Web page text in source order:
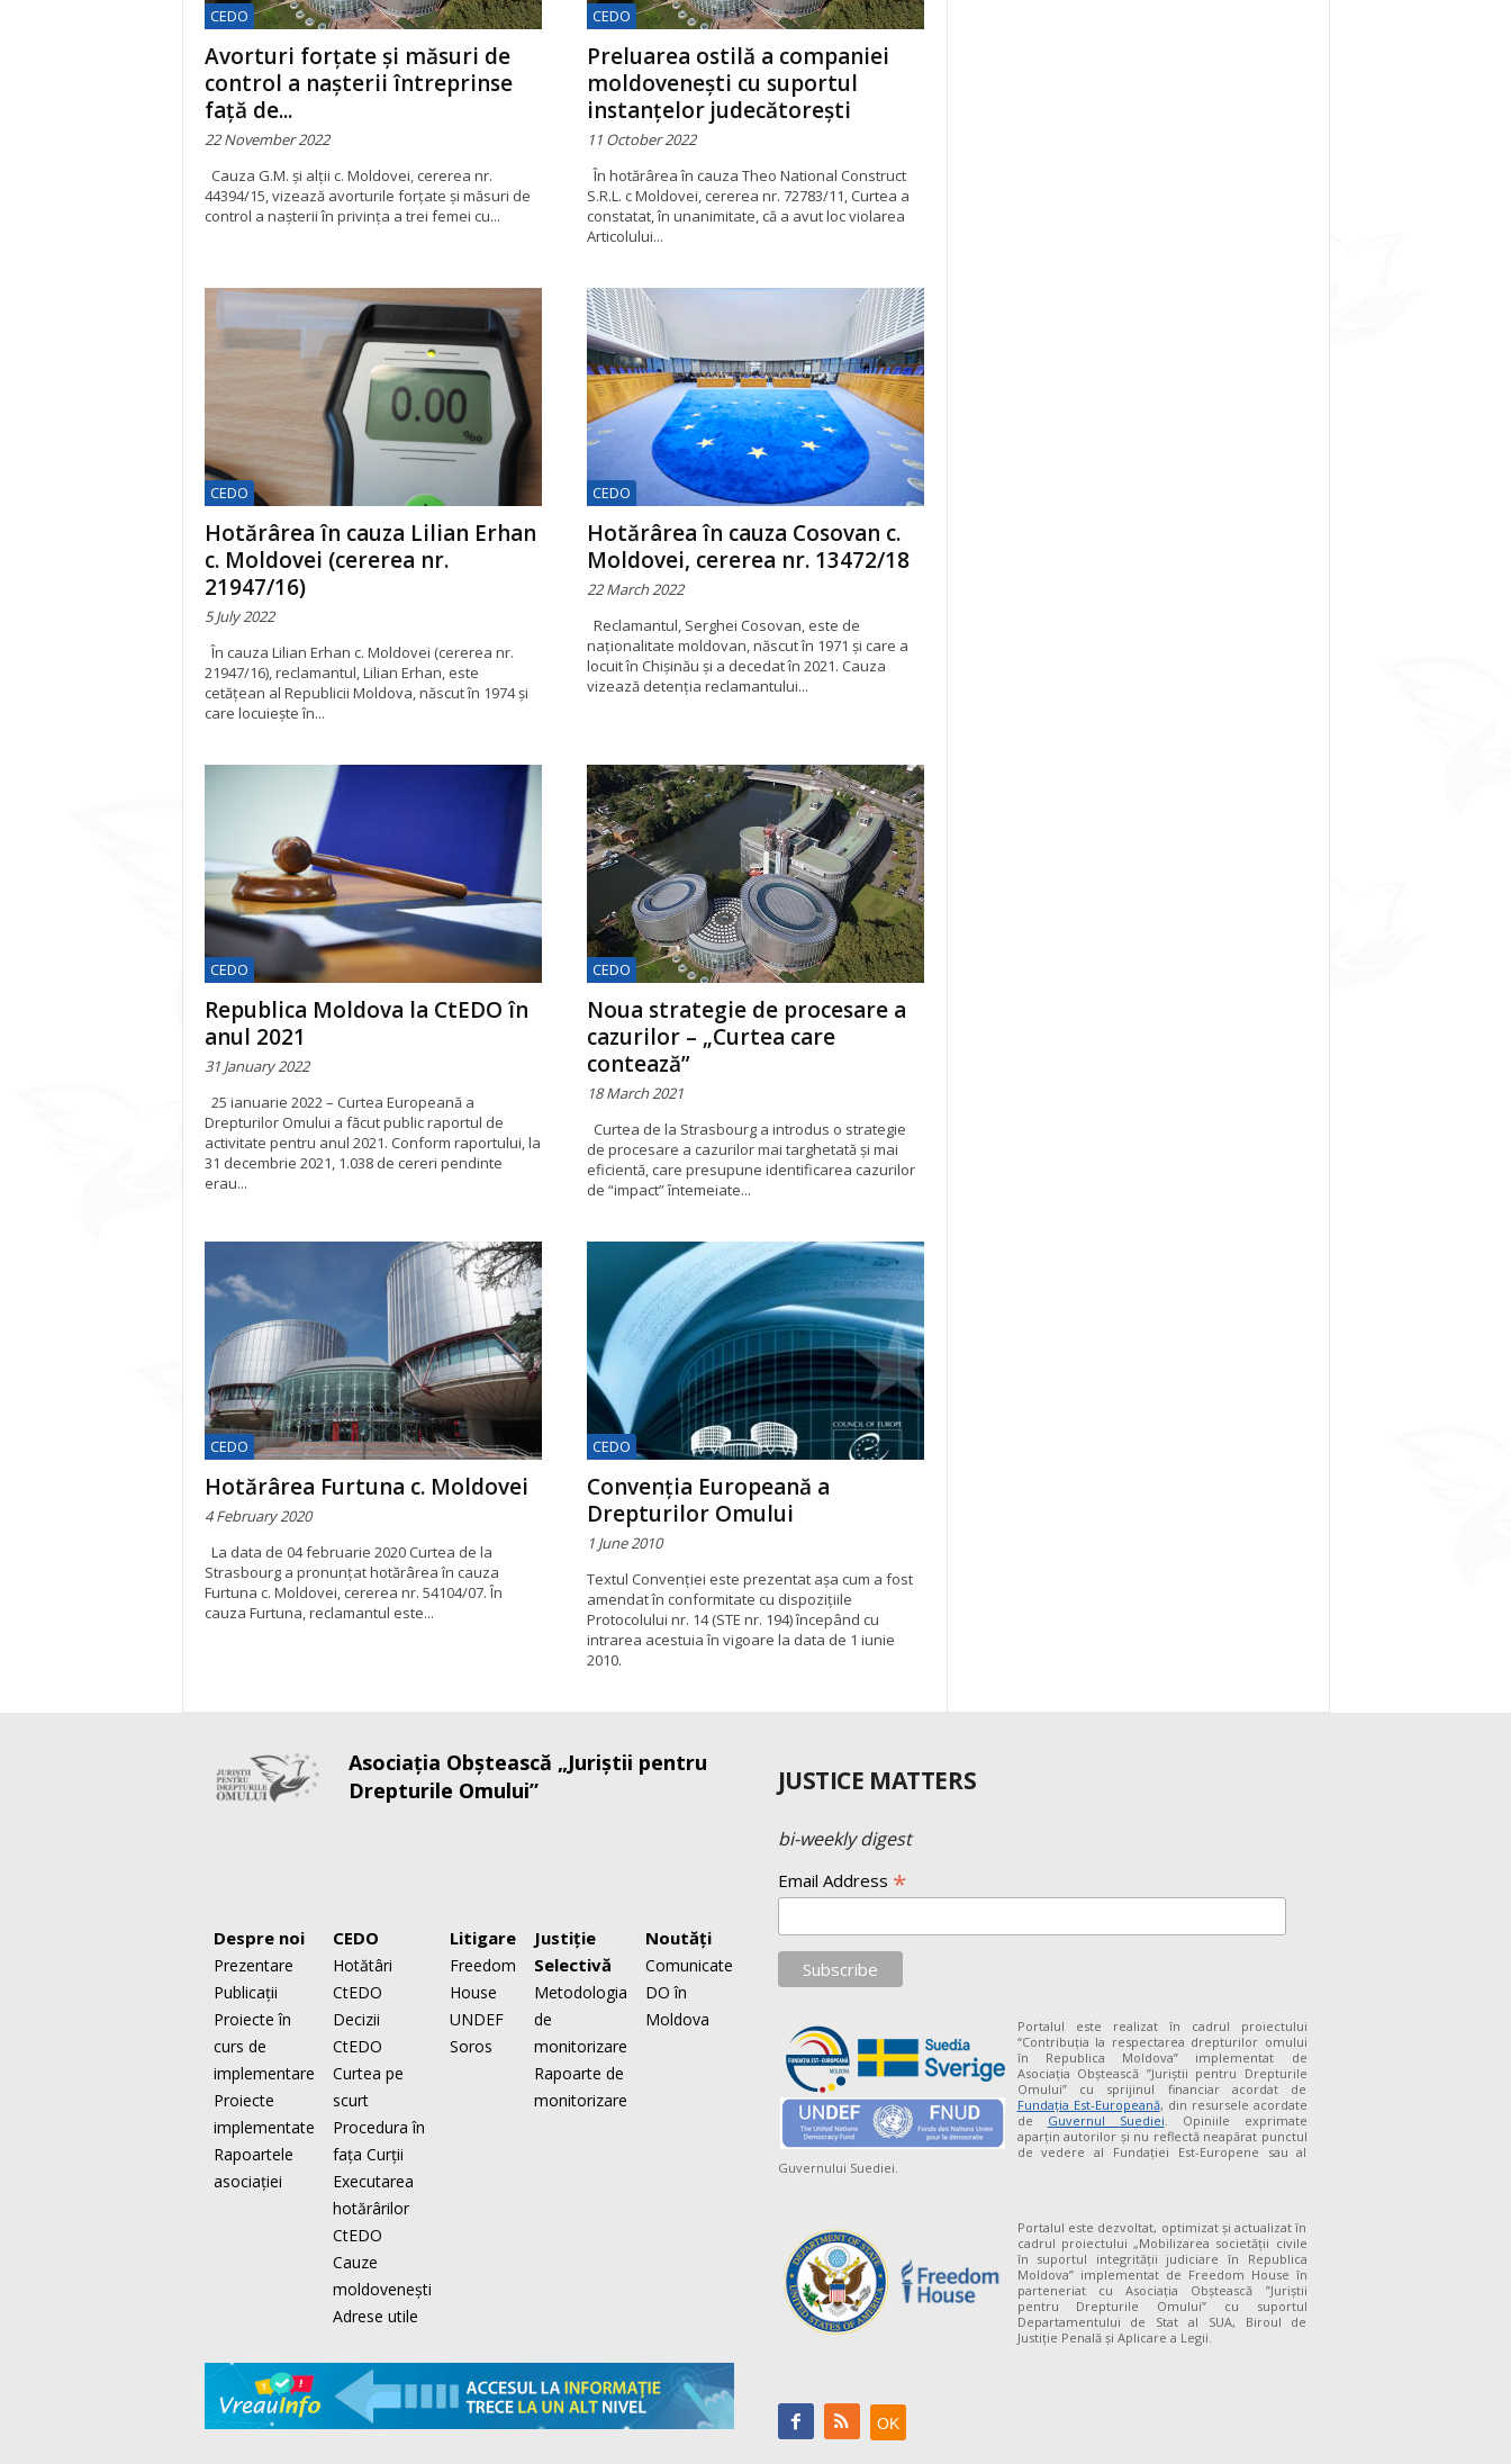
CEDO
Avorturi forțate și măsuri de
control a nașterii întreprinse
față de...
22 November 2022
Cauza G.M. și alții c. Moldovei, cererea nr.
44394/15, vizează avorturile forțate și măsuri de
control a nașterii în privința a trei femei cu...
CEDO
Preluarea ostilă a companiei
moldovenești cu suportul
instanțelor judecătorești
11 October 2022
În hotărârea în cauza Theo National Construct
S.R.L. c Moldovei, cererea nr. 72783/11, Curtea a
constatat, în unanimitate, că a avut loc violarea
Articolului...
CEDO
Hotărârea în cauza Lilian Erhan
c. Moldovei (cererea nr.
21947/16)
5 July 2022
În cauza Lilian Erhan c. Moldovei (cererea nr.
21947/16), reclamantul, Lilian Erhan, este
cetățean al Republicii Moldova, născut în 1974 și
care locuiește în...
CEDO
Hotărârea în cauza Cosovan c.
Moldovei, cererea nr. 13472/18
22 March 2022
Reclamantul, Serghei Cosovan, este de
naționalitate moldovan, născut în 1971 și care a
locuit în Chișinău și a decedat în 2021. Cauza
vizează detenția reclamantului...
CEDO
Republica Moldova la CtEDO în
anul 2021
31 January 2022
25 ianuarie 2022 – Curtea Europeană a
Drepturilor Omului a făcut public raportul de
activitate pentru anul 2021. Conform raportului, la
31 decembrie 2021, 1.038 de cereri pendinte
erau...
CEDO
Noua strategie de procesare a
cazurilor – „Curtea care
contează”
18 March 2021
Curtea de la Strasbourg a introdus o strategie
de procesare a cazurilor mai targhetată și mai
eficientă, care presupune identificarea cazurilor
de “impact” întemeiate...
CEDO
Hotărârea Furtuna c. Moldovei
4 February 2020
La data de 04 februarie 2020 Curtea de la
Strasbourg a pronunțat hotărârea în cauza
Furtuna c. Moldovei, cererea nr. 54104/07. În
cauza Furtuna, reclamantul este...
CEDO
Convenţia Europeană a
Drepturilor Omului
1 June 2010
Textul Convenţiei este prezentat aşa cum a fost
amendat în conformitate cu dispoziţiile
Protocolului nr. 14 (STE nr. 194) începând cu
intrarea acestuia în vigoare la data de 1 iunie
2010.
Asociaţia Obştească „Juriştii pentru
Drepturile Omului”
Despre noi
Prezentare
Publicaţii
Proiecte în
curs de
implementare
Proiecte
implementate
Rapoartele
asociaţiei
CEDO
Hotătâri
CtEDO
Decizii
CtEDO
Curtea pe
scurt
Procedura în
faţa Curţii
Executarea
hotărârilor
CtEDO
Cauze
moldovenești
Adrese utile
Litigare
Freedom
House
UNDEF
Soros
Justiţie
Selectivă
Metodologia
de
monitorizare
Rapoarte de
monitorizare
Noutăți
Comunicate
DO în
Moldova
JUSTICE MATTERS
bi-weekly digest
Email Address *
Portalul este realizat în cadrul proiectului
“Contribuția la respectarea drepturilor omului
în Republica Moldova” implementat de
Asociația Obștească ”Juriștii pentru Drepturile
Omului” cu sprijinul financiar acordat de
Fundaţia Est-Europeană, din resursele acordate
de Guvernul Suediei. Opiniile exprimate
aparţin autorilor şi nu reflectă neapărat punctul
de vedere al Fundației Est-Europene sau al
Guvernului Suediei.
Portalul este dezvoltat, optimizat și actualizat în
cadrul proiectului „Mobilizarea societății civile
în suportul integrității judiciare în Republica
Moldova” implementat de Freedom House în
parteneriat cu Asociația Obștească ”Juriștii
pentru Drepturile Omului” cu suportul
Departamentului de Stat al SUA, Biroul de
Justiție Penală și Aplicare a Legii.